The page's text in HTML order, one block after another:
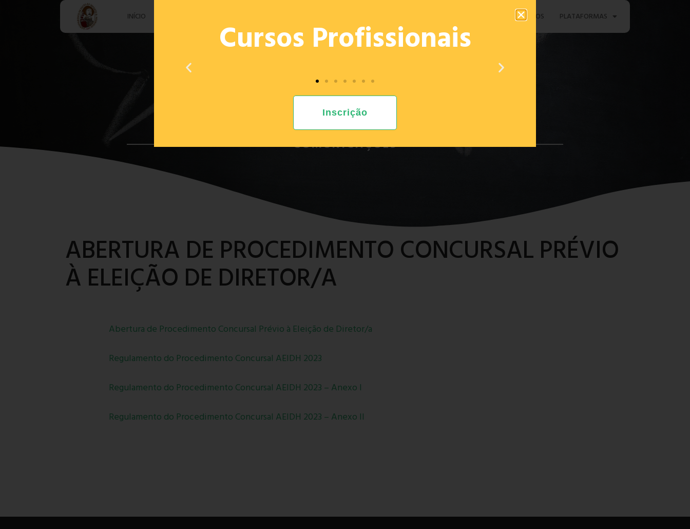
INÍCIO CONTACTOS PLATAFORMAS
COMUNICAÇÕES
ABERTURA DE PROCEDIMENTO CONCURSAL PRÉVIO
À ELEIÇÃO DE DIRETOR/A
Abertura de Procedimento Concursal Prévio à Eleição de Diretor/a
Regulamento do Procedimento Concursal AEIDH 2023
Regulamento do Procedimento Concursal AEIDH 2023 – Anexo I
Regulamento do Procedimento Concursal AEIDH 2023 – Anexo II
Cursos Profissionais